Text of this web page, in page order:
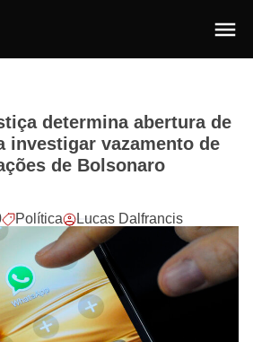
determina abertura de
investigar vazamento de
de Bolsonaro
Política Lucas Dalfrancis